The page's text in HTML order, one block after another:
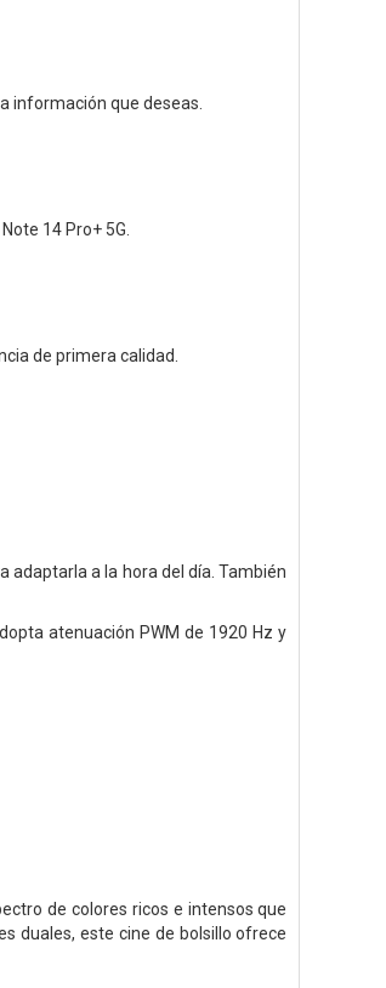
información que deseas.
14 Pro+ 5G.
de primera calidad.
a la hora del día. También
atenuación PWM de 1920 Hz y
de colores ricos e intensos que
duales, este cine de bolsillo ofrece